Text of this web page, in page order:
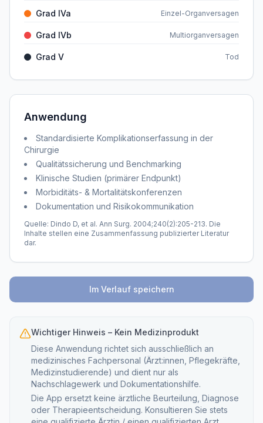
Grad IVa Einzel-Organversagen
Grad IVb Multiorganversagen
Grad V Tod
Anwendung
Standardisierte Komplikationserfassung in der
Chirurgie
Qualitätssicherung und Benchmarking
Klinische Studien (primärer Endpunkt)
Morbiditäts- & Mortalitätskonferenzen
Dokumentation und Risikokommunikation
Quelle: Dindo D, et al. Ann Surg. 2004;240(2):205-213. Die
Inhalte stellen eine Zusammenfassung publizierter Literatur
dar.
Im Verlauf speichern
Wichtiger Hinweis – Kein Medizinprodukt
Diese Anwendung richtet sich ausschließlich an
medizinisches Fachpersonal (Ärzt:innen, Pflegekräfte,
Medizinstudierende) und dient nur als
Nachschlagewerk und Dokumentationshilfe.
Die App ersetzt keine ärztliche Beurteilung, Diagnose
oder Therapieentscheidung. Konsultieren Sie stets